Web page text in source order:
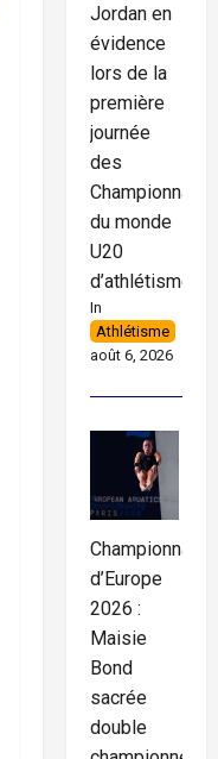
Jordan en
évidence
lors de la
première
journée
des
Championnats
du monde
U20
d’athlétisme
In
Athlétisme
août 6, 2026
Championnats
d’Europe
2026 :
Maisie
Bond
sacrée
double